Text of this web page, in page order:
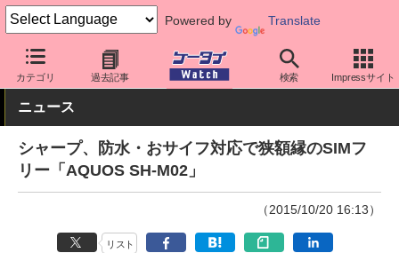
Powered by Translate
カテゴリ 過去記事 検索 Impressサイト
ケータイ Watch 格安スマホ/格安SIM 格安スマホ/SIMフリースマ
ニュース
シャープ、防水・おサイフ対応で狭額縁のSIMフ
リー「AQUOS SH-M02」
（2015/10/20 16:13）
リスト